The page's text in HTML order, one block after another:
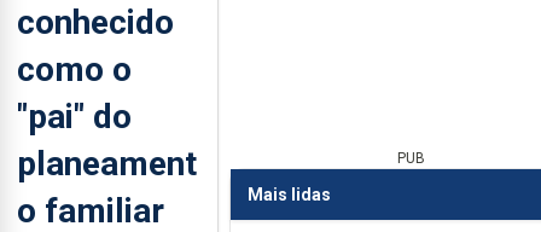
conhecido
como o
"pai" do
planeament
o familiar
PUB
Mais lidas